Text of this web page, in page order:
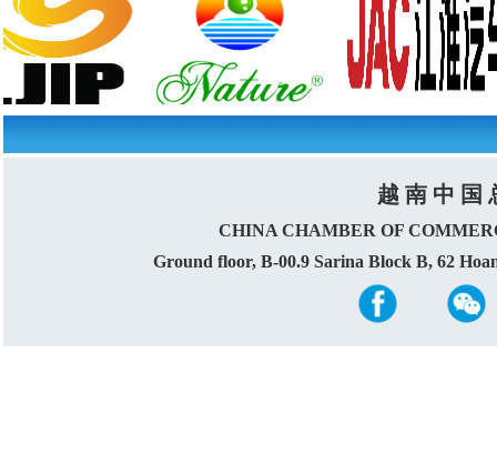
越 南 中 国
CHINA CHAMBER OF
Ground floor, B-00.9 Sarina Block B, 62